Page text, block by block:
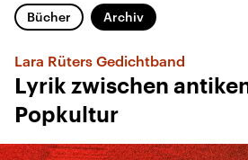
Bücher Archiv
Lara Rüters Gedichtband
Lyrik zwischen
Popkultur